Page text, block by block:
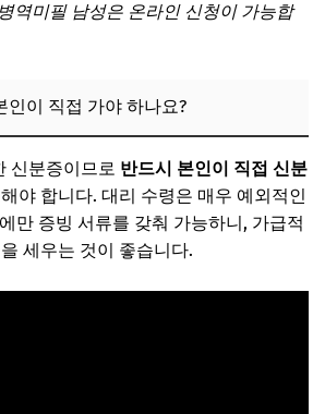
역미필 남성은 온라인 신청이 가능합
인이 직접 가야 하나요?
신분증이므로 반드시 본인이 직접 신분
해야 합니다. 대리 수령은 매우 예외적인
만 증빙 서류를 갖춰 가능하니, 가급적
세우는 것이 좋습니다.